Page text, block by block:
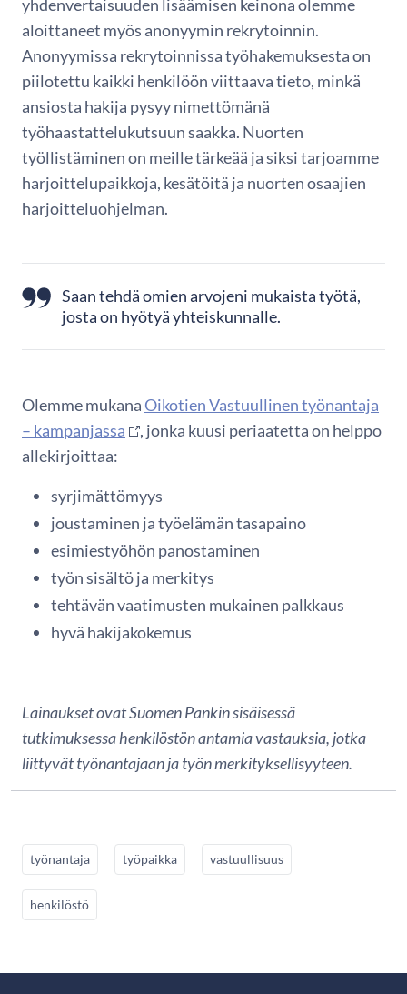
yhdenvertaisuuden lisäämisen keinona olemme
aloittaneet myös anonyymin rekrytoinnin.
Anonyymissa rekrytoinnissa työhakemuksesta on
piilotettu kaikki henkilöön viittaava tieto, minkä
ansiosta hakija pysyy nimettömänä
työhaastattelukutsuun saakka. Nuorten
työllistäminen on meille tärkeää ja siksi tarjoamme
harjoittelupaikkoja, kesätöitä ja nuorten osaajien
harjoitteluohjelman.
Saan tehdä omien arvojeni mukaista työtä,
josta on hyötyä yhteiskunnalle.
Olemme mukanaOikotien Vastuullinen työnantaja
– kampanjassa
, jonka kuusi periaatetta on helppo
allekirjoittaa:
syrjimättömyys
joustaminen ja työelämän tasapaino
esimiestyöhön panostaminen
työn sisältö ja merkitys
tehtävän vaatimusten mukainen palkkaus
hyvä hakijakokemus
Lainaukset ovat Suomen Pankin sisäisessä
tutkimuksessa henkilöstön antamia vastauksia, jotka
liittyvät työnantajaan ja työn merkityksellisyyteen.
työnantaja työpaikka vastuullisuus
henkilöstö